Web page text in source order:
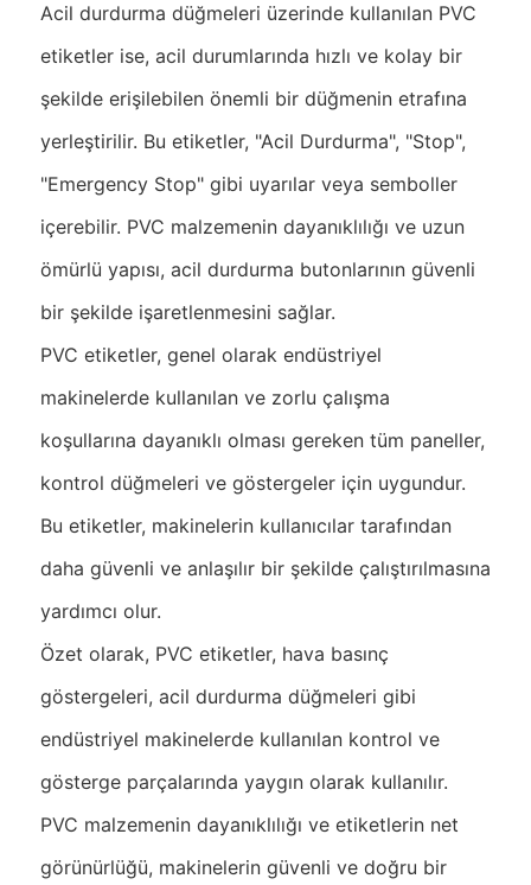
Acil durdurma düğmeleri üzerinde kullanılan PVC
etiketler ise, acil durumlarında hızlı ve kolay bir
şekilde erişilebilen önemli bir düğmenin etrafına
yerleştirilir. Bu etiketler, "Acil Durdurma", "Stop",
"Emergency Stop" gibi uyarılar veya semboller
içerebilir. PVC malzemenin dayanıklılığı ve uzun
ömürlü yapısı, acil durdurma butonlarının güvenli
bir şekilde işaretlenmesini sağlar.
PVC etiketler, genel olarak endüstriyel
makinelerde kullanılan ve zorlu çalışma
koşullarına dayanıklı olması gereken tüm paneller,
kontrol düğmeleri ve göstergeler için uygundur.
Bu etiketler, makinelerin kullanıcılar tarafından
daha güvenli ve anlaşılır bir şekilde çalıştırılmasına
yardımcı olur.
Özet olarak, PVC etiketler, hava basınç
göstergeleri, acil durdurma düğmeleri gibi
endüstriyel makinelerde kullanılan kontrol ve
gösterge parçalarında yaygın olarak kullanılır.
PVC malzemenin dayanıklılığı ve etiketlerin net
görünürlüğü, makinelerin güvenli ve doğru bir